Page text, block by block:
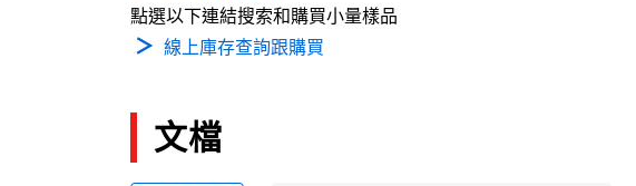
點選以下連結搜索和購買小量樣品
線上庫存查詢跟購買
文檔